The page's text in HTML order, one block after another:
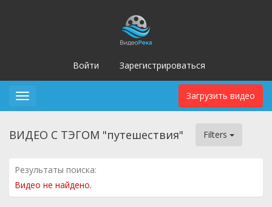
Войти Зарегистрироваться
Загрузить видео
Toggle
ВИДЕО С ТЭГОМ "путешествия" Filters
Результаты поиска:
Видео не найдено.